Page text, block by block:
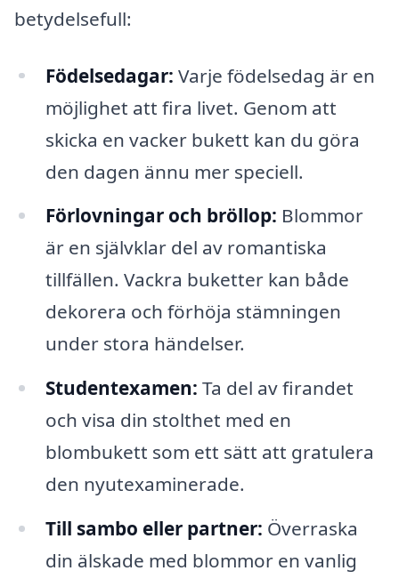
betydelsefull:
Födelsedagar: Varje födelsedag är en
möjlighet att fira livet. Genom att
skicka en vacker bukett kan du göra
den dagen ännu mer speciell.
Förlovningar och bröllop: Blommor
är en självklar del av romantiska
tillfällen. Vackra buketter kan både
dekorera och förhöja stämningen
under stora händelser.
Studentexamen: Ta del av firandet
och visa din stolthet med en
blombukett som ett sätt att gratulera
den nyutexaminerade.
Till sambo eller partner: Överraska
din älskade med blommor en vanlig